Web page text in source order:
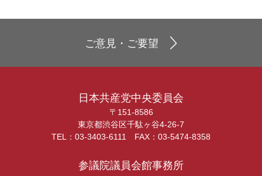
ご意見・ご要望
日本共産党中央委員会
〒151-8586
東京都渋谷区千駄ヶ谷4-26-7
TEL：03-3403-6111 FAX：03-5474-8358
参議院議員会館事務所